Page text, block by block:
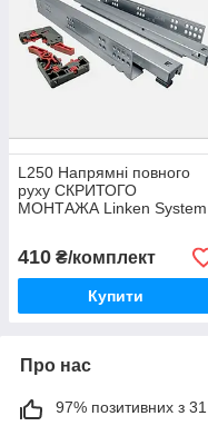
L250 Напрямні повного
руху СКРИТОГО
МОНТАЖА Linken System
410 ₴/комплект
Купити
Про нас
97% позитивних з 31